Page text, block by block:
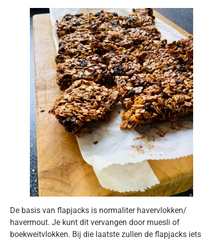
De basis van flapjacks is normaliter havervlokken/
havermout. Je kunt dit vervangen door muesli of
boekweitvlokken. Bij die laatste zullen de flapjacks iets